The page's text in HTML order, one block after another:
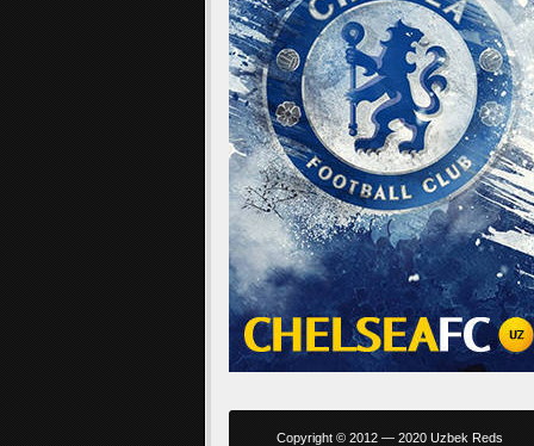
Copyright © 2012 — 2020 Uzbek Reds